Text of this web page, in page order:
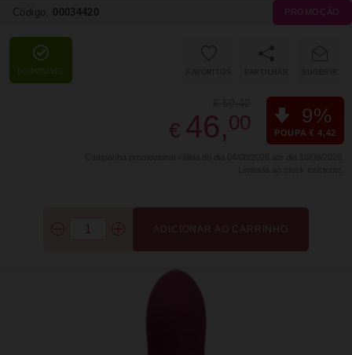
Código: 00034420 PROMOÇÃO
DISPONÍVEL SUGERIR
FAVORITOS
€ 46,00 9%
POUPA € 4,42
ADICIONAR AO CARRINHO